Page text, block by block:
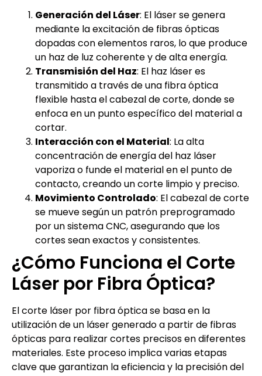
Generación del Láser: El láser se genera
mediante la excitación de fibras ópticas
dopadas con elementos raros, lo que produce
un haz de luz coherente y de alta energía.
Transmisión del Haz: El haz láser es
transmitido a través de una fibra óptica
flexible hasta el cabezal de corte, donde se
enfoca en un punto específico del material a
cortar.
Interacción con el Material: La alta
concentración de energía del haz láser
vaporiza o funde el material en el punto de
contacto, creando un corte limpio y preciso.
Movimiento Controlado: El cabezal de corte
se mueve según un patrón preprogramado
por un sistema CNC, asegurando que los
cortes sean exactos y consistentes.
¿Cómo Funciona el Corte
Láser por Fibra Óptica?
El corte láser por fibra óptica se basa en la
utilización de un láser generado a partir de fibras
ópticas para realizar cortes precisos en diferentes
materiales. Este proceso implica varias etapas
clave que garantizan la eficiencia y la precisión del